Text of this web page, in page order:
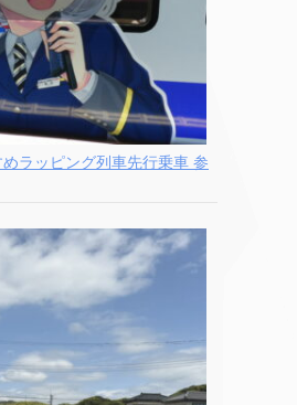
ラッピング列車先行乗車 参